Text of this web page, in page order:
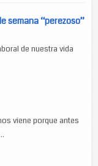
semana “perezoso”
de nuestra vida
viene porque antes